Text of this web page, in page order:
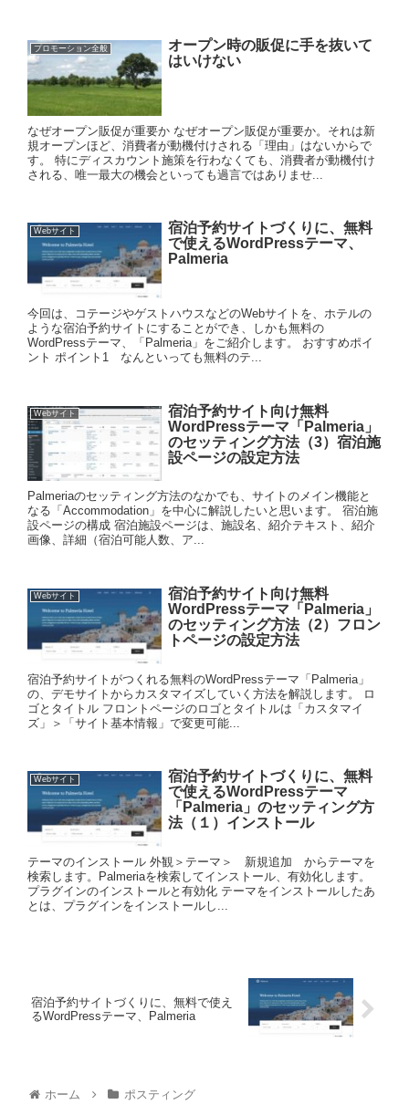
プロモーション全般
オープン時の販促に手を抜いて
はいけない
なぜオープン販促が重要か なぜオープン販促が重要か。それは新
規オープンほど、消費者が動機付けされる「理由」はないからで
す。 特にディスカウント施策を行わなくても、消費者が動機付け
される、唯一最大の機会といっても過言ではありませ...
Webサイト
宿泊予約サイトづくりに、無料
で使えるWordPressテーマ、
Palmeria
今回は、コテージやゲストハウスなどのWebサイトを、ホテルの
ような宿泊予約サイトにすることができ、しかも無料の
WordPressテーマ、「Palmeria」をご紹介します。 おすすめポイ
ント ポイント1 なんといっても無料のテ...
Webサイト
宿泊予約サイト向け無料
WordPressテーマ「Palmeria」
のセッティング方法（3）宿泊施
設ページの設定方法
Palmeriaのセッティング方法のなかでも、サイトのメイン機能と
なる「Accommodation」を中心に解説したいと思います。 宿泊施
設ページの構成 宿泊施設ページは、施設名、紹介テキスト、紹介
画像、詳細（宿泊可能人数、ア...
Webサイト
宿泊予約サイト向け無料
WordPressテーマ「Palmeria」
のセッティング方法（2）フロン
トページの設定方法
宿泊予約サイトがつくれる無料のWordPressテーマ「Palmeria」
の、デモサイトからカスタマイズしていく方法を解説します。 ロ
ゴとタイトル フロントページのロゴとタイトルは「カスタマイ
ズ」＞「サイト基本情報」で変更可能...
Webサイト
宿泊予約サイトづくりに、無料
で使えるWordPressテーマ
「Palmeria」のセッティング方
法（１）インストール
テーマのインストール 外観＞テーマ＞ 新規追加 からテーマを
検索します。Palmeriaを検索してインストール、有効化します。
プラグインのインストールと有効化 テーマをインストールしたあ
とは、プラグインをインストールし...
宿泊予約サイトづくりに、無料で使え
るWordPressテーマ、Palmeria
ホーム ポスティング